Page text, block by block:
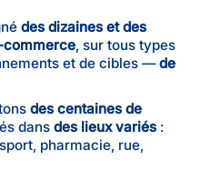
des dizaines et des
commerce, sur tous types
et de cibles —de
des centaines de
dans des lieux variés :
pharmacie, rue,